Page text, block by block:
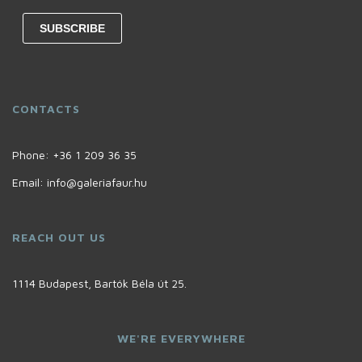
CONTACTS
Phone: +36 1 209 36 35
Email: info@galeriafaur.hu
REACH OUT US
1114 Budapest, Bartók Béla út 25.
WE'RE EVERYWHERE